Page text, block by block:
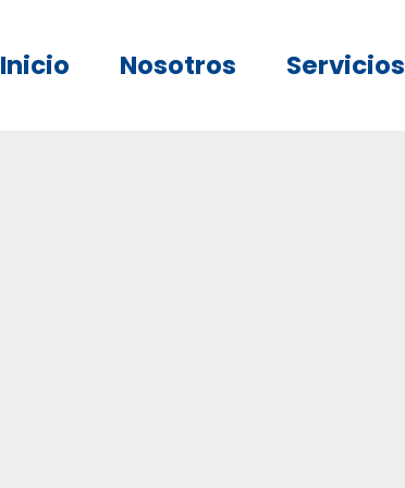
Inicio Nosotros Servicios